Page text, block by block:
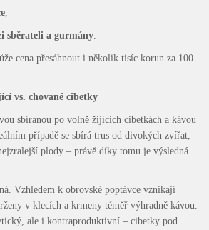
sběrateli a gurmány
cena přesáhnout i několik tisíc korun za 100
vs. chované cibetky
sbíranou po volně žijících cibetkách a kávou
případě se sbírá trus od divokých zvířat,
plody – právě díky tomu je výsledná
Vzhledem k obrovské poptávce vznikají
v klecích a krmeny téměř výhradně kávou.
ale i kontraproduktivní – cibetky pod